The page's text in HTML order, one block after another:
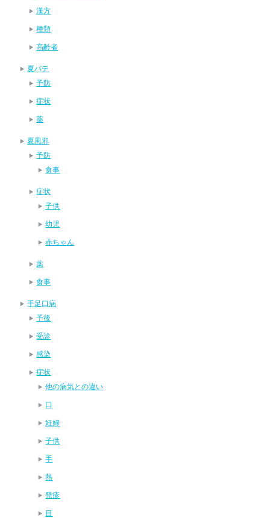
漢方
種類
高齢者
夏バテ
予防
症状
薬
夏風邪
予防
食事
症状
子供
幼児
赤ちゃん
薬
食事
手足口病
予後
受診
感染
症状
他の病気との違い
口
妊婦
子供
手
熱
発疹
目